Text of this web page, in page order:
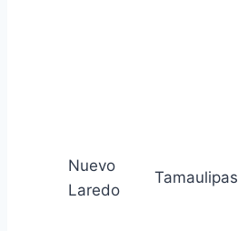
Nuevo
Laredo
Tamaulipas